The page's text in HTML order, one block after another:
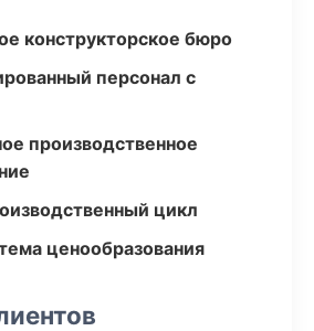
конструкторское бюро
персонал с
производственное
цикл
ценообразования